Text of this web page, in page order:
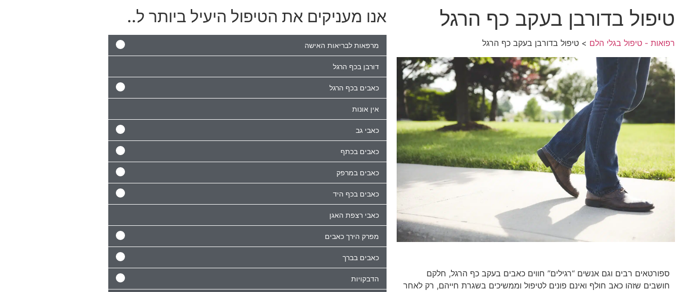
טיפול בדורבן בעקב כף הרגל
רפואות - טיפול בגלי הלם > טיפול בדורבן בעקב כף הרגל
ספורטאים רבים וגם אנשים “רגילים” חווים כאבים בעקב כף הרגל, חלקם
חושבים שזהו כאב חולף ואינם פונים לטיפול וממשיכים בשגרת חייהם, רק לאחר
אנו מעניקים את הטיפול היעיל ביותר ל..
מרפאות לבריאות האישה
דורבן בכף הרגל
כאבים בכף הרגל
אין אונות
כאבי גב
כאבים בכתף
כאבים במרפק
כאבים בכף היד
כאבי רצפת האגן
מפרק הירך כאבים
כאבים בברך
הדבקויות